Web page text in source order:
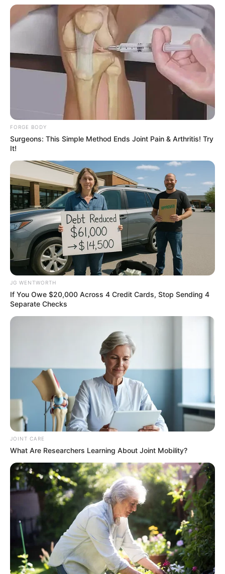
These '90s Couples Will Always Hold A Special
Place In Our Hearts
It Might Be Quentin Tarantino's Last Movie
BRAINBERRIES
Why everything you thought you knew about water
You Wouldn't Believe It If It Wasn't Caught On
Camera!
BRAINBERRIES
FORGE BODY
Surgeons: This Simple Method Ends Joint Pain & Arthritis! Try
It!
JG WENTWORTH
If You Owe $20,000 Across 4 Credit Cards, Stop Sending 4
Separate Checks
JOINT CARE
What Are Researchers Learning About Joint Mobility?